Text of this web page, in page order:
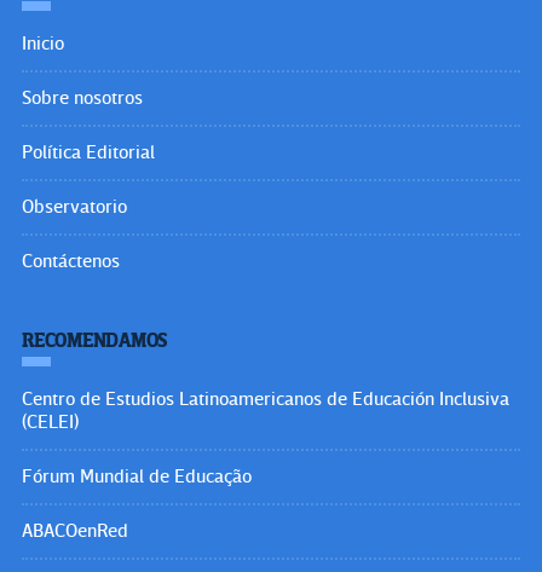
Inicio
Sobre nosotros
Política Editorial
Observatorio
Contáctenos
RECOMENDAMOS
Centro de Estudios Latinoamericanos de Educación Inclusiva
(CELEI)
Fórum Mundial de Educação
ABACOenRed